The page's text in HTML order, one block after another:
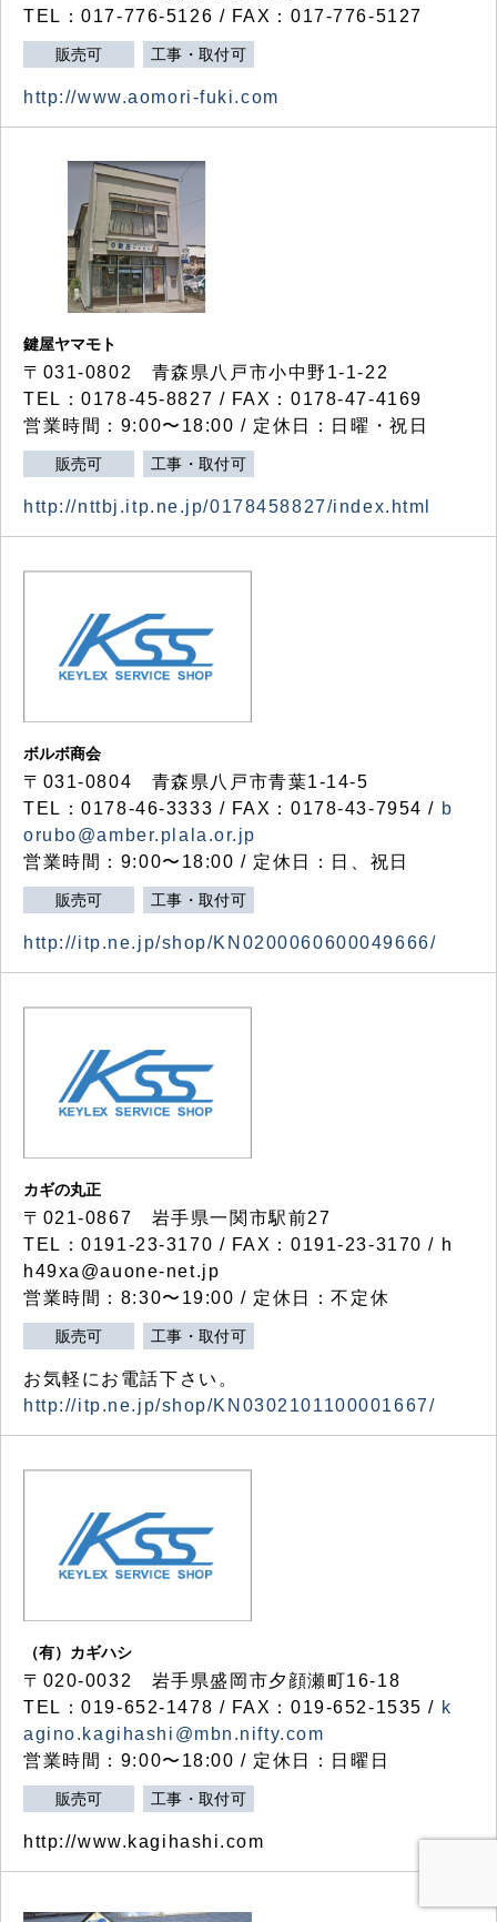
TEL：017-776-5126 / FAX：017-776-5127
販売可 工事・取付可
http://www.aomori-fuki.com
鍵屋ヤマモト
〒031-0802 青森県八戸市小中野1-1-22
TEL：0178-45-8827 / FAX：0178-47-4169
営業時間：9:00〜18:00 / 定休日：日曜・祝日
販売可 工事・取付可
http://nttbj.itp.ne.jp/0178458827/index.html
ボルボ商会
〒031-0804 青森県八戸市青葉1-14-5
TEL：0178-46-3333 / FAX：0178-43-7954 / b
orubo@amber.plala.or.jp
営業時間：9:00〜18:00 / 定休日：日、祝日
販売可 工事・取付可
http://itp.ne.jp/shop/KN0200060600049666/
カギの丸正
〒021-0867 岩手県一関市駅前27
TEL：0191-23-3170 / FAX：0191-23-3170 / h
h49xa@auone-net.jp
営業時間：8:30〜19:00 / 定休日：不定休
販売可 工事・取付可
お気軽にお電話下さい。
http://itp.ne.jp/shop/KN0302101100001667/
（有）カギハシ
〒020-0032 岩手県盛岡市夕顔瀬町16-18
TEL：019-652-1478 / FAX：019-652-1535 / k
agino.kagihashi@mbn.nifty.com
営業時間：9:00〜18:00 / 定休日：日曜日
販売可 工事・取付可
http://www.kagihashi.com